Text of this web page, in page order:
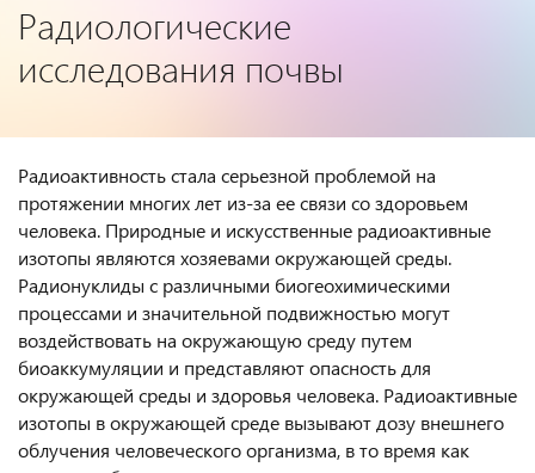
Радиологические
исследования почвы
Радиоактивность стала серьезной проблемой на
протяжении многих лет из-за ее связи со здоровьем
человека. Природные и искусственные радиоактивные
изотопы являются хозяевами окружающей среды.
Радионуклиды с различными биогеохимическими
процессами и значительной подвижностью могут
воздействовать на окружающую среду путем
биоаккумуляции и представляют опасность для
окружающей среды и здоровья человека. Радиоактивные
изотопы в окружающей среде вызывают дозу внешнего
облучения человеческого организма, в то время как